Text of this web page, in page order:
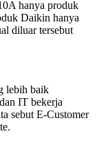
hanya produk
Daikin hanya
diluar tersebut
lebih baik
IT bekerja
sebut E-Customer